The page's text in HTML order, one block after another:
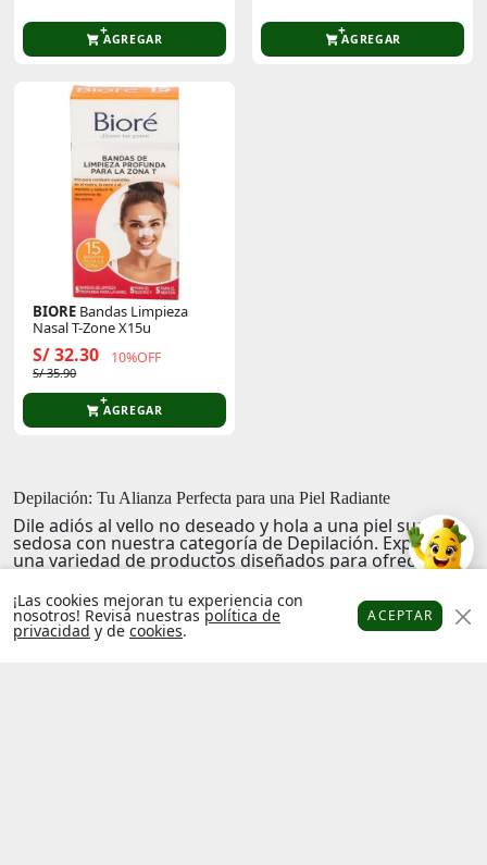
AGREGAR AGREGAR
BIORE Bandas Limpieza
Nasal T-Zone X15u
S/ 32.30 10%OFF
S/ 35.90
AGREGAR
Depilación: Tu Alianza Perfecta para una Piel Radiante
Dile adiós al vello no deseado y hola a una piel suave y
sedosa con nuestra categoría de Depilación. Explora
una variedad de productos diseñados para ofrecerte
que buscan una piel radiante y libre de vello. Desde
cremas depilatorias hasta herramientas innovadoras,
cada producto ha sido cuidadosamente seleccionado
para brindarte resultados duraderos y una piel
Platanitos Favoritos
¡Las cookies mejoran tu experiencia con
nosotros! Revisa nuestras política de
privacidad y de cookies.
ACEPTAR